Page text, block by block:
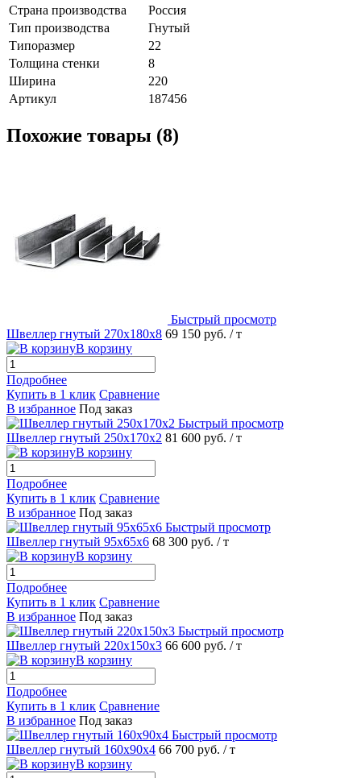
Страна производства
Россия
Тип производства
Гнутый
Типоразмер
22
Толщина стенки
8
Ширина
220
Артикул
187456
Похожие товары (8)
Быстрый просмотр
Швеллер гнутый 270х180х8 69 150 руб. / т
В корзину
Подробнее
Купить в 1 клик Сравнение
В избранное Под заказ
Быстрый просмотр
Швеллер гнутый 250х170х2 81 600 руб. / т
В корзину
Подробнее
Купить в 1 клик Сравнение
В избранное Под заказ
Быстрый просмотр
Швеллер гнутый 95х65х6 68 300 руб. / т
В корзину
Подробнее
Купить в 1 клик Сравнение
В избранное Под заказ
Быстрый просмотр
Швеллер гнутый 220х150х3 66 600 руб. / т
В корзину
Подробнее
Купить в 1 клик Сравнение
В избранное Под заказ
Быстрый просмотр
Швеллер гнутый 160х90х4 66 700 руб. / т
В корзину